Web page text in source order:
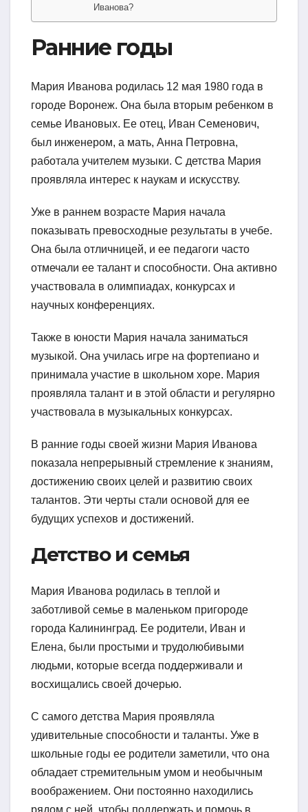
Иванова?
Ранние годы
Мария Иванова родилась 12 мая 1980 года в
городе Воронеж. Она была вторым ребенком в
семье Ивановых. Ее отец, Иван Семенович,
был инженером, а мать, Анна Петровна,
работала учителем музыки. С детства Мария
проявляла интерес к наукам и искусству.
Уже в раннем возрасте Мария начала
показывать превосходные результаты в учебе.
Она была отличницей, и ее педагоги часто
отмечали ее талант и способности. Она активно
участвовала в олимпиадах, конкурсах и
научных конференциях.
Также в юности Мария начала заниматься
музыкой. Она училась игре на фортепиано и
принимала участие в школьном хоре. Мария
проявляла талант и в этой области и регулярно
участвовала в музыкальных конкурсах.
В ранние годы своей жизни Мария Иванова
показала непрерывный стремление к знаниям,
достижению своих целей и развитию своих
талантов. Эти черты стали основой для ее
будущих успехов и достижений.
Детство и семья
Мария Иванова родилась в теплой и
заботливой семье в маленьком пригороде
города Калининград. Ее родители, Иван и
Елена, были простыми и трудолюбивыми
людьми, которые всегда поддерживали и
восхищались своей дочерью.
С самого детства Мария проявляла
удивительные способности и таланты. Уже в
школьные годы ее родители заметили, что она
обладает стремительным умом и необычным
воображением. Они постоянно находились